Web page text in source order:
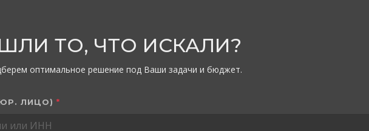
ТО, ЧТО ИСКАЛИ?
оптимальное решение под Ваши задачи и бюджет.
ЛИЦО) *